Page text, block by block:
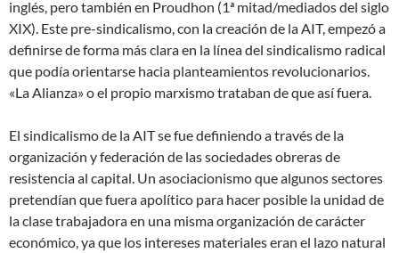
inglés, pero también en Proudhon (1ª mitad/mediados del siglo
XIX). Este pre-sindicalismo, con la creación de la AIT, empezó a
definirse de forma más clara en la línea del sindicalismo radical
que podía orientarse hacia planteamientos revolucionarios.
«La Alianza» o el propio marxismo trataban de que así fuera.
El sindicalismo de la AIT se fue definiendo a través de la
organización y federación de las sociedades obreras de
resistencia al capital. Un asociacionismo que algunos sectores
pretendían que fuera apolítico para hacer posible la unidad de
la clase trabajadora en una misma organización de carácter
económico, ya que los intereses materiales eran el lazo natural